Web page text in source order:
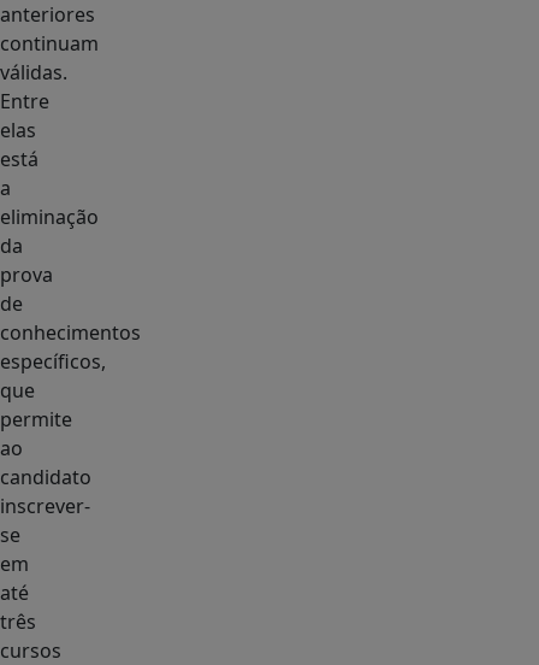
anteriores
continuam
válidas.
Entre
elas
está
a
eliminação
da
prova
de
conhecimentos
específicos,
que
permite
ao
candidato
inscrever-
se
em
até
três
cursos